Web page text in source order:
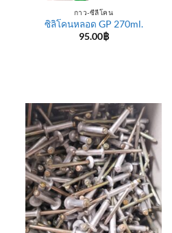
กาว-ซีลีโคน
ซิลิโคนหลอด GP 270ml.
95.00฿